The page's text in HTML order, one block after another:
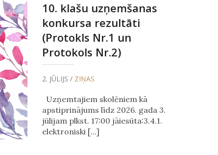
10. klašu uzņemšanas
konkursa rezultāti
(Protokls Nr.1 un
Protokols Nr.2)
2. JŪLIJS / ZIŅAS
Uzņemtajiem skolēniem kā
apstiprinājums līdz 2026. gada 3.
jūlijam plkst. 17:00 jāiesūta:3.4.1.
elektroniski [...]